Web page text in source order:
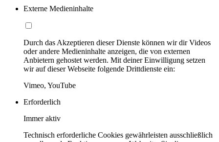
Externe Medieninhalte
Durch das Akzeptieren dieser Dienste können wir dir Videos
oder andere Medieninhalte anzeigen, die von externen
Anbietern gehostet werden. Mit deiner Einwilligung setzen
wir auf dieser Webseite folgende Drittdienste ein:
Vimeo, YouTube
Erforderlich
Immer aktiv
Technisch erforderliche Cookies gewährleisten ausschließlich